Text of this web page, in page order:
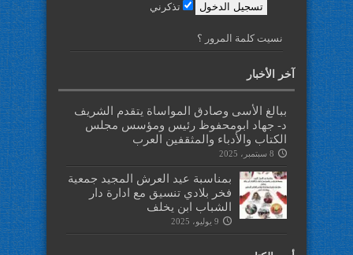
تذكرني
نسيت كلمة المرور ؟
آخر الأخبار
ببالغ الأسى وصادق المواساة يتقدم الشريف
د- جهاد ابومحفوظ رئيس ومؤسس مجلس
الكتاب والأدباء والمثقفين العرب
8 سبتمبر، 2025
بمناسبة عيد العرش المجيد جمعية
فخر بلادي تنسيق مع ادارة دار
الشباب ابن يخلف
9 يوليو، 2025